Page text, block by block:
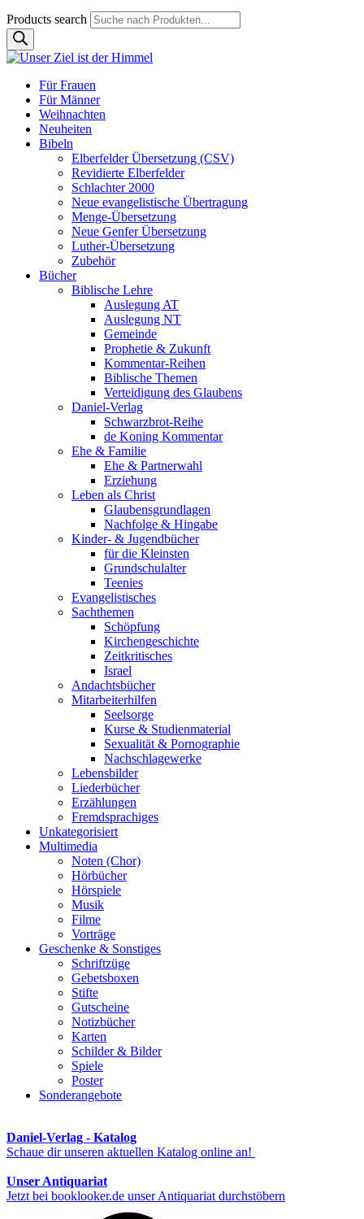
Products search
Für Frauen
Für Männer
Weihnachten
Neuheiten
Bibeln
Elberfelder Übersetzung (CSV)
Revidierte Elberfelder
Schlachter 2000
Neue evangelistische Übertragung
Menge-Übersetzung
Neue Genfer Übersetzung
Luther-Übersetzung
Zubehör
Bücher
Biblische Lehre
Auslegung AT
Auslegung NT
Gemeinde
Prophetie & Zukunft
Kommentar-Reihen
Biblische Themen
Verteidigung des Glaubens
Daniel-Verlag
Schwarzbrot-Reihe
de Koning Kommentar
Ehe & Familie
Ehe & Partnerwahl
Erziehung
Leben als Christ
Glaubensgrundlagen
Nachfolge & Hingabe
Kinder- & Jugendbücher
für die Kleinsten
Grundschulalter
Teenies
Evangelistisches
Sachthemen
Schöpfung
Kirchengeschichte
Zeitkritisches
Israel
Andachtsbücher
Mitarbeiterhilfen
Seelsorge
Kurse & Studienmaterial
Sexualität & Pornographie
Nachschlagewerke
Lebensbilder
Liederbücher
Erzählungen
Fremdsprachiges
Unkategorisiert
Multimedia
Noten (Chor)
Hörbücher
Hörspiele
Musik
Filme
Vorträge
Geschenke & Sonstiges
Schriftzüge
Gebetsboxen
Stifte
Gutscheine
Notizbücher
Karten
Schilder & Bilder
Spiele
Poster
Sonderangebote
Daniel-Verlag - Katalog
Schaue dir unseren aktuellen Katalog online an!
Unser Antiquariat
Jetzt bei booklooker.de unser Antiquariat durchstöbern